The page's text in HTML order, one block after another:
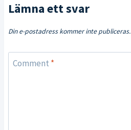
Lämna ett svar
Din e-postadress kommer inte publiceras.
Comment *